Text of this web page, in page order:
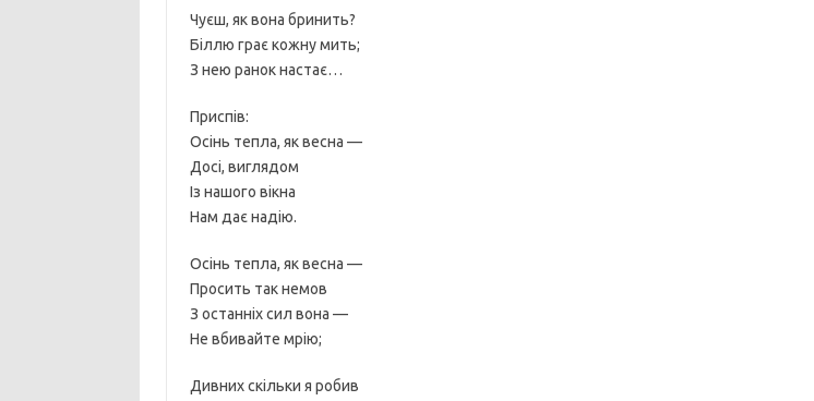
Чуєш, як вона бринить?
Біллю грає кожну мить;
З нею ранок настає…
Приспів:
Осінь тепла, як весна —
Досі, виглядом
Iз нашого вікна
Нам дає надію.
Осінь тепла, як весна —
Просить так немов
З останніх сил вона —
Не вбивайте мрію;
Дивних скільки я робив